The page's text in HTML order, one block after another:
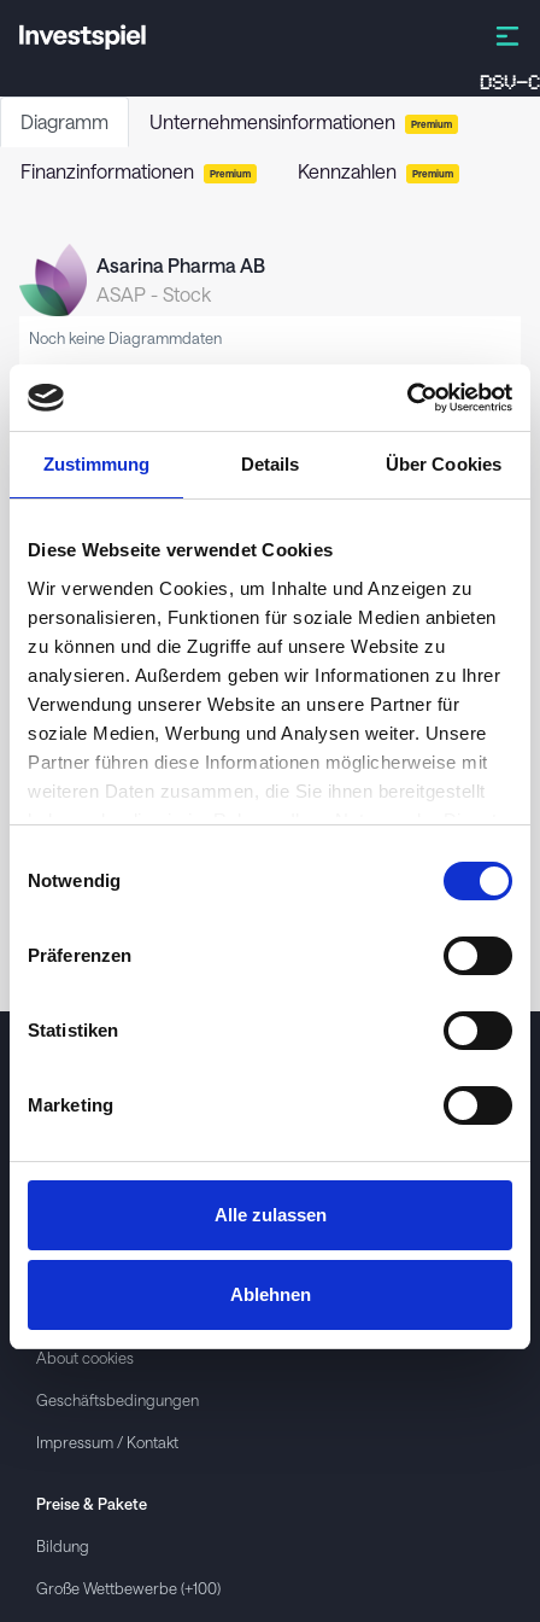
Zustimmung Details Über Cookies
Diese Webseite verwendet Cookies
Wir verwenden Cookies, um Inhalte und Anzeigen zu
personalisieren, Funktionen für soziale Medien anbieten
zu können und die Zugriffe auf unsere Website zu
analysieren. Außerdem geben wir Informationen zu Ihrer
Verwendung unserer Website an unsere Partner für
soziale Medien, Werbung und Analysen weiter. Unsere
Partner führen diese Informationen möglicherweise mit
weiteren Daten zusammen, die Sie ihnen bereitgestellt
haben oder die sie im Rahmen Ihrer Nutzung der Dienste
Notwendig
Präferenzen
Statistiken
Marketing
Alle zulassen
Ablehnen
DSV-C
Diagramm Unternehmensinformationen Premium
Finanzinformationen Premium Kennzahlen Premium
Asarina Pharma AB
ASAP - Stock
Noch keine Diagrammdaten
24 Std. 1M 3M 1J 5J
About cookies
Geschäftsbedingungen
Impressum / Kontakt
Preise & Pakete
Bildung
Große Wettbewerbe (+100)